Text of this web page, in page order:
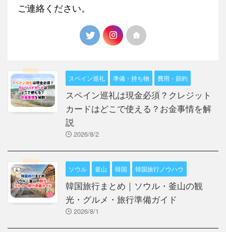
ご連絡ください。
スペイン巡礼 準備・持ち物 費用・節約
スペイン巡礼は現金必須？クレジット
カードはどこで使える？お金事情を解
説
2026/8/2
ソウル 釜山 韓国 韓国旅行ノウハウ
韓国旅行まとめ｜ソウル・釜山の観
光・グルメ・旅行準備ガイド
2026/8/1